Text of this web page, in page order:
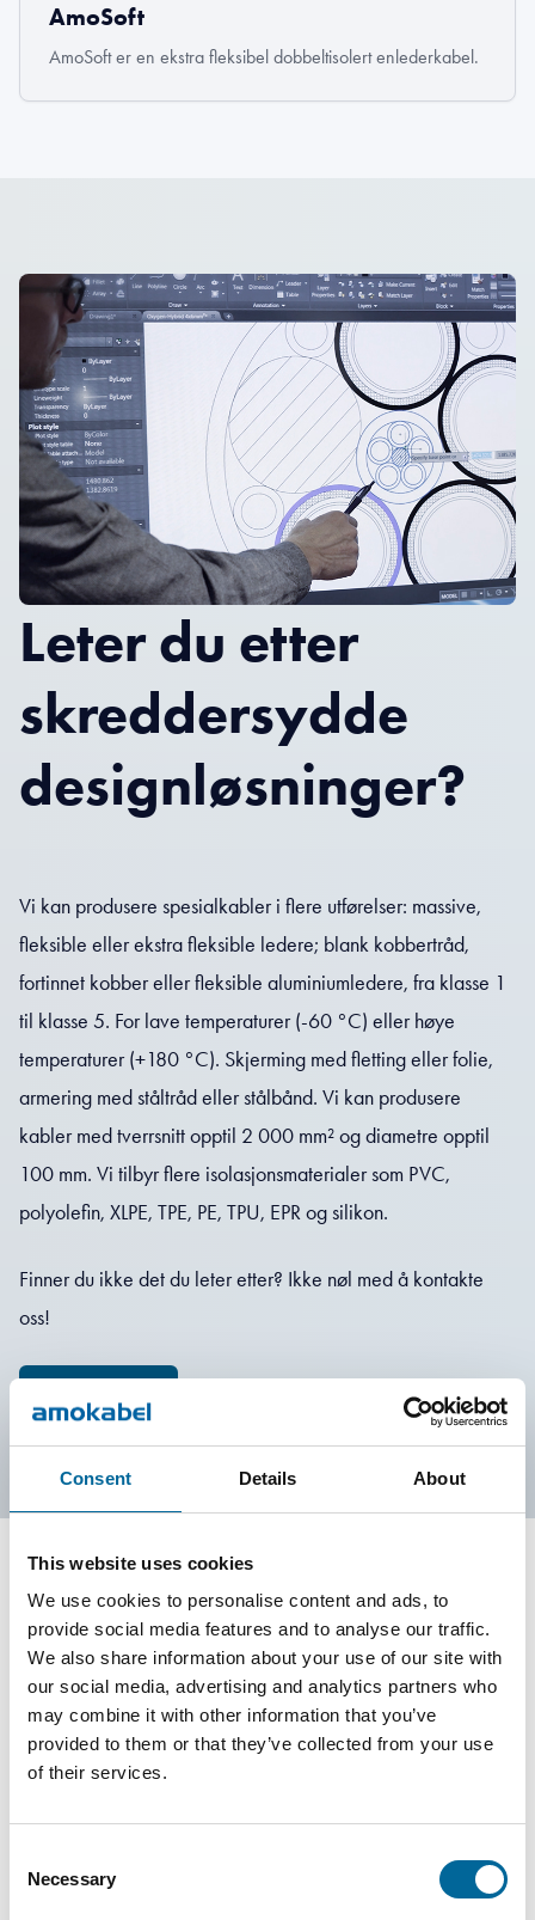
Consent Details About
This website uses cookies
We use cookies to personalise content and ads, to
provide social media features and to analyse our traffic.
We also share information about your use of our site with
our social media, advertising and analytics partners who
may combine it with other information that you’ve
provided to them or that they’ve collected from your use
of their services.
Selection
Necessary
AmoSoft
AmoSoft er en ekstra fleksibel dobbeltisolert enlederkabel.
Leter du etter
skreddersydde
designløsninger?
Vi kan produsere spesialkabler i flere utførelser: massive,
fleksible eller ekstra fleksible ledere; blank kobbertråd,
fortinnet kobber eller fleksible aluminiumledere, fra klasse 1
til klasse 5. For lave temperaturer (-60 °C) eller høye
temperaturer (+180 °C). Skjerming med fletting eller folie,
armering med ståltråd eller stålbånd. Vi kan produsere
kabler med tverrsnitt opptil 2 000 mm² og diametre opptil
100 mm. Vi tilbyr flere isolasjonsmaterialer som PVC,
polyolefin, XLPE, TPE, PE, TPU, EPR og silikon.
Finner du ikke det du leter etter? Ikke nøl med å kontakte
oss!
Kontakt våre spesialister